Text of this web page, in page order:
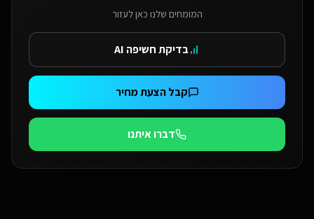
המומחים שלנו כאן לעזור
בדיקת חשיפה AI
קבל הצעת מחיר
דברו איתנו